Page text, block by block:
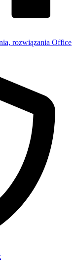
rozwiązania Office